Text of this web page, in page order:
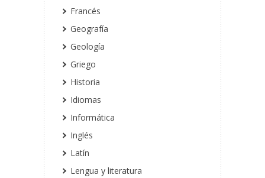
Francés
Geografía
Geología
Griego
Historia
Idiomas
Informática
Inglés
Latín
Lengua y literatura